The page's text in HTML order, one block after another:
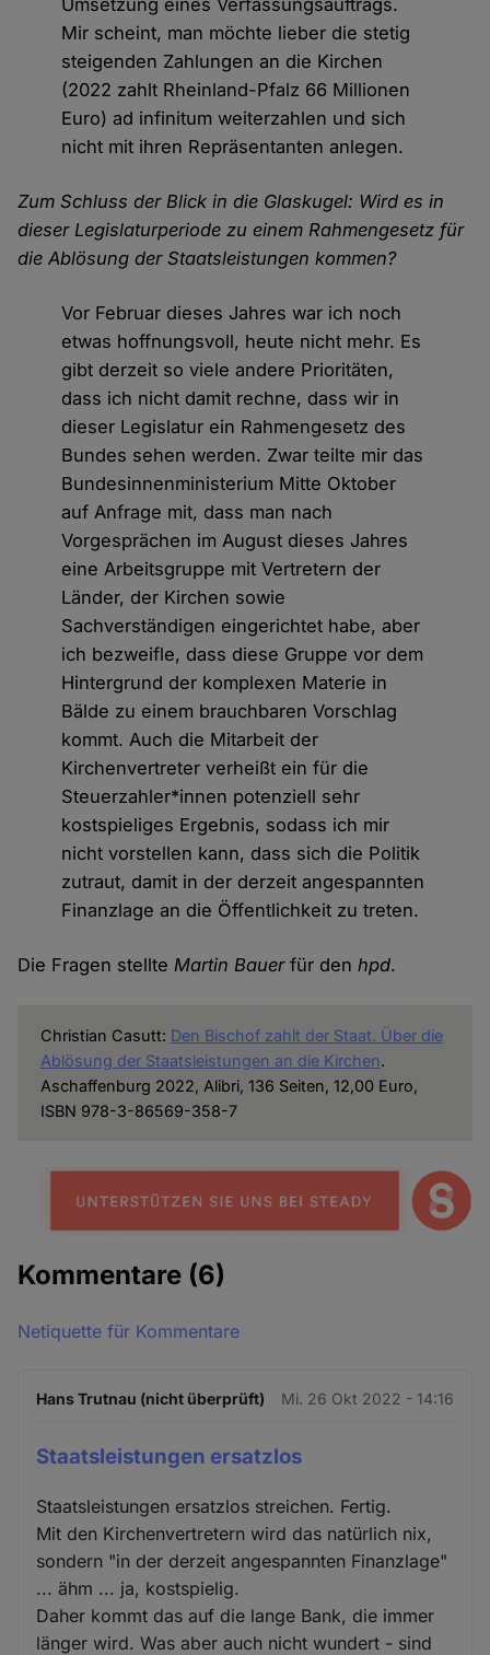
Umsetzung eines Verfassungsauftrags.
Mir scheint, man möchte lieber die stetig
steigenden Zahlungen an die Kirchen
(2022 zahlt Rheinland-Pfalz 66 Millionen
Euro) ad infinitum weiterzahlen und sich
nicht mit ihren Repräsentanten anlegen.
Zum Schluss der Blick in die Glaskugel: Wird es in
dieser Legislaturperiode zu einem Rahmengesetz für
die Ablösung der Staatsleistungen kommen?
Vor Februar dieses Jahres war ich noch
etwas hoffnungsvoll, heute nicht mehr. Es
gibt derzeit so viele andere Prioritäten,
dass ich nicht damit rechne, dass wir in
dieser Legislatur ein Rahmengesetz des
Bundes sehen werden. Zwar teilte mir das
Bundesinnenministerium Mitte Oktober
auf Anfrage mit, dass man nach
Vorgesprächen im August dieses Jahres
eine Arbeitsgruppe mit Vertretern der
Länder, der Kirchen sowie
Sachverständigen eingerichtet habe, aber
ich bezweifle, dass diese Gruppe vor dem
Hintergrund der komplexen Materie in
Bälde zu einem brauchbaren Vorschlag
kommt. Auch die Mitarbeit der
Kirchenvertreter verheißt ein für die
Steuerzahler*innen potenziell sehr
kostspieliges Ergebnis, sodass ich mir
nicht vorstellen kann, dass sich die Politik
zutraut, damit in der derzeit angespannten
Finanzlage an die Öffentlichkeit zu treten.
Die Fragen stellteMartin Bauerfür denhpd.
Christian Casutt: Den Bischof zahlt der Staat. Über die
Ablösung der Staatsleistungen an die Kirchen.
Aschaffenburg 2022, Alibri, 136 Seiten, 12,00 Euro,
ISBN 978-3-86569-358-7
Kommentare (6)
Netiquette für Kommentare
Hans Trutnau (nicht überprüft) Mi. 26 Okt 2022 - 14:16
Staatsleistungen ersatzlos
Staatsleistungen ersatzlos streichen. Fertig.
Mit den Kirchenvertretern wird das natürlich nix,
sondern "in der derzeit angespannten Finanzlage"
... ähm ... ja, kostspielig.
Daher kommt das auf die lange Bank, die immer
länger wird. Was aber auch nicht wundert - sind